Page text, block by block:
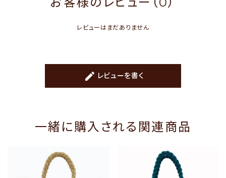
レビューはまだありません
create レビューを書く
一緒に購入される関連商品